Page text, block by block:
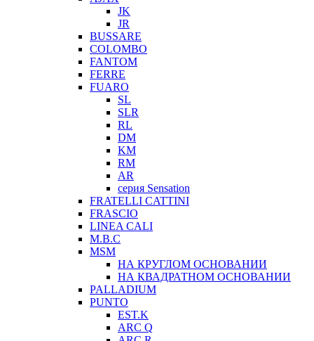
JK
JR
BUSSARE
COLOMBO
FANTOM
FERRE
FUARO
SL
SLR
RL
DM
KM
RM
AR
серия Sensation
FRATELLI CATTINI
FRASCIO
LINEA CALI
M.B.C
MSM
НА КРУГЛОМ ОСНОВАНИИ
НА КВАДРАТНОМ ОСНОВАНИИ
PALLADIUM
PUNTO
EST.K
ARC Q